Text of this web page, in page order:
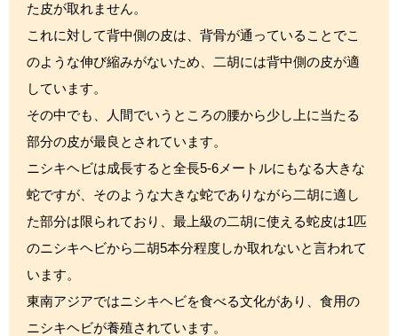
た皮が取れません。
これに対して背中側の皮は、背骨が通っていることでこ
のような伸び縮みがないため、二胡には背中側の皮が適
しています。
その中でも、人間でいうところの腰から少し上に当たる
部分の皮が最良とされています。
ニシキヘビは成長すると全長5-6メートルにもなる大きな
蛇ですが、そのような大きな蛇でありながら二胡に適し
た部分は限られており、最上級の二胡に使える蛇皮は1匹
のニシキヘビから二胡5本分程度しか取れないと言われて
います。
東南アジアではニシキヘビを食べる文化があり、食用の
ニシキヘビが養殖されています。